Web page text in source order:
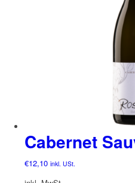
Cabernet
€12,10 inkl. USt.